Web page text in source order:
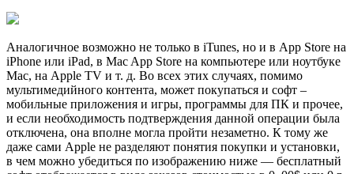
Аналогичное возможно не только в iTunes, но и в App Store на
iPhone или iPad, в Mac App Store на компьютере или ноутбуке
Mac, на Apple TV и т. д. Во всех этих случаях, помимо
мультимедийного контента, может покупаться и софт –
мобильные приложения и игры, программы для ПК и прочее,
и если необходимость подтверждения данной операции была
отключена, она вполне могла пройти незаметно. К тому же
даже сами Apple не разделяют понятия покупки и установки,
в чем можно убедиться по изображению ниже — бесплатный